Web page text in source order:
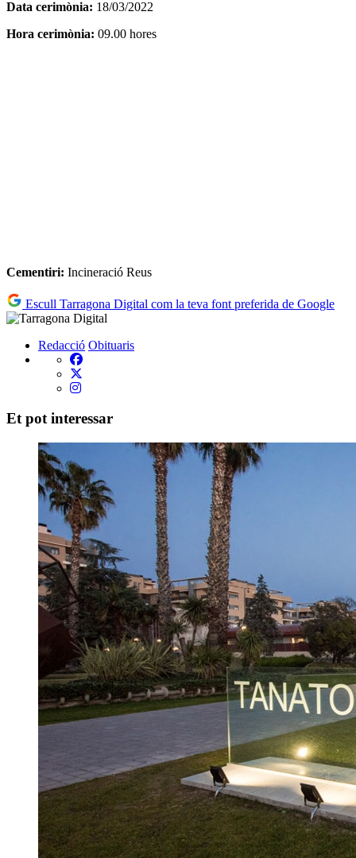
Data cerimònia: 18/03/2022
Hora cerimònia: 09.00 hores
Cementiri: Incineració Reus
Escull Tarragona Digital com la teva font preferida de Google
Redacció Obituaris
Et pot interessar